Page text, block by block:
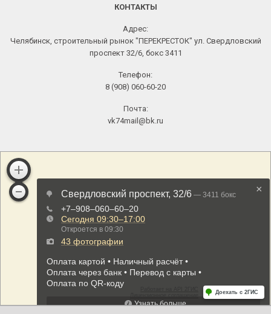
КОНТАКТЫ
Адрес:
Челябинск, строительный рынок "ПЕРЕКРЕСТОК" ул. Свердловский
проспект 32/6, бокс 3411
Телефон:
8 (908) 060-60-20
Почта:
vk74mail@bk.ru